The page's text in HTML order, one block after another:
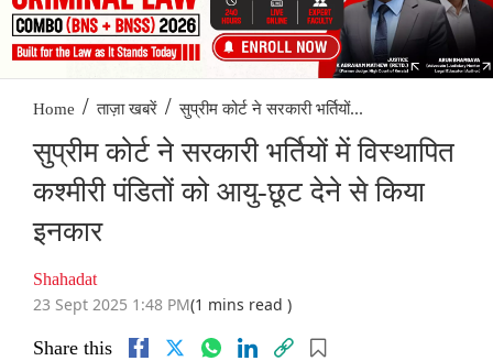
Home / ताज़ा खबरें / सुप्रीम कोर्ट ने सरकारी भर्तियों...
सुप्रीम कोर्ट ने सरकारी भर्तियों में विस्थापित
कश्मीरी पंडितों को आयु-छूट देने से किया
इनकार
Shahadat
23 Sept 2025 1:48 PM(1 mins read )
Share this